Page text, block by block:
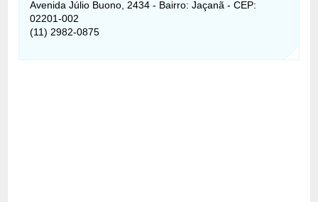
Avenida Júlio Buono, 2434 - Bairro: Jaçanã - CEP:
02201-002
(11) 2982-0875